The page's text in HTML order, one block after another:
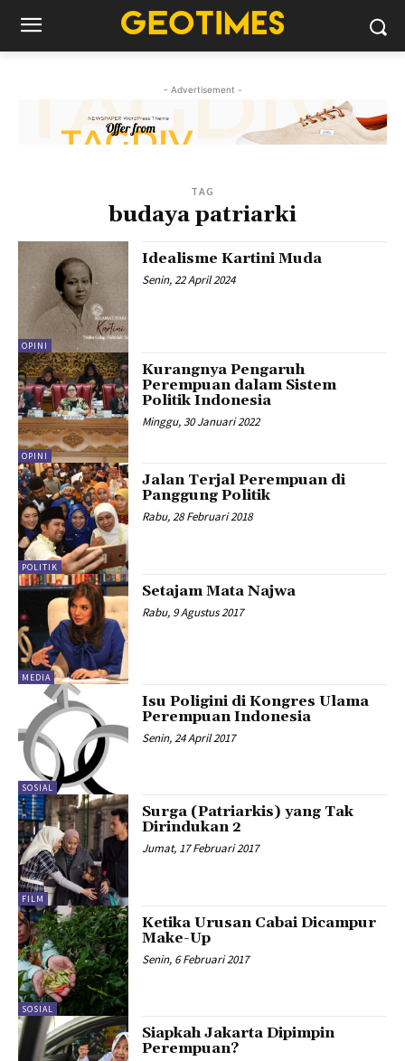
- Advertisement -
TAG
budaya patriarki
OPINI
Idealisme Kartini Muda
Senin, 22 April 2024
OPINI
Kurangnya Pengaruh
Perempuan dalam Sistem
Politik Indonesia
Minggu, 30 Januari 2022
POLITIK
Jalan Terjal Perempuan di
Panggung Politik
Rabu, 28 Februari 2018
MEDIA
Setajam Mata Najwa
Rabu, 9 Agustus 2017
SOSIAL
Isu Poligini di Kongres Ulama
Perempuan Indonesia
Senin, 24 April 2017
FILM
Surga (Patriarkis) yang Tak
Dirindukan 2
Jumat, 17 Februari 2017
SOSIAL
Ketika Urusan Cabai Dicampur
Make-Up
Senin, 6 Februari 2017
Siapkah Jakarta Dipimpin
Perempuan?